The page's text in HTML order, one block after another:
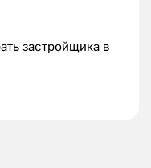
застройщика в